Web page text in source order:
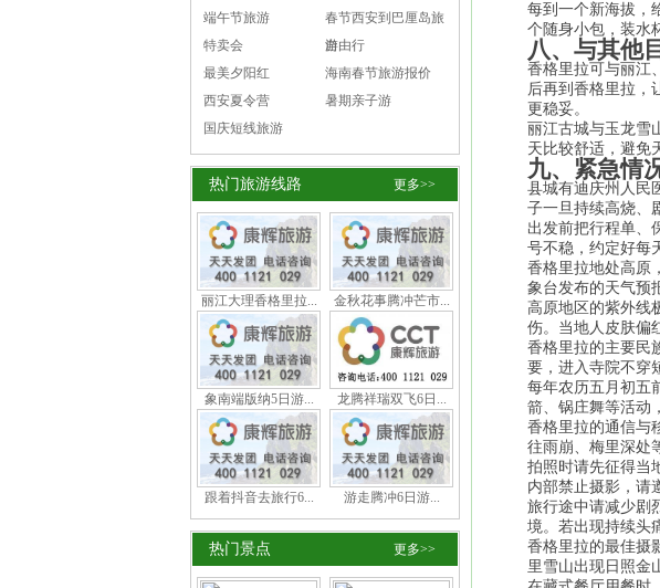
端午节旅游
春节西安到巴厘岛旅
游
特卖会
自由行
最美夕阳红
海南春节旅游报价
西安夏令营
暑期亲子游
国庆短线旅游
更多>>
热门旅游线路
丽江大理香格里拉... 金秋花事腾冲芒市...
象南端版纳5日游... 龙腾祥瑞双飞6日...
跟着抖音去旅行6... 游走腾冲6日游...
更多>>
热门景点
每到一个新海拔，
个随身小包，装水
八、与其他
香格里拉可与丽江
后再到香格里拉，
更稳妥。
丽江古城与玉龙雪
天比较舒适，避免
九、紧急情
县城有迪庆州人民
子一旦持续高烧、
出发前把行程单、
号不稳，约定好每
香格里拉地处高原
象台发布的天气预
高原地区的紫外线
伤。当地人皮肤偏
香格里拉的主要民
要，进入寺院不穿
每年农历五月初五
箭、锅庄舞等活动
香格里拉的通信与
往雨崩、梅里深处
拍照时请先征得当
内部禁止摄影，请
旅行途中请减少剧
境。若出现持续头
香格里拉的最佳摄
里雪山出现日照金